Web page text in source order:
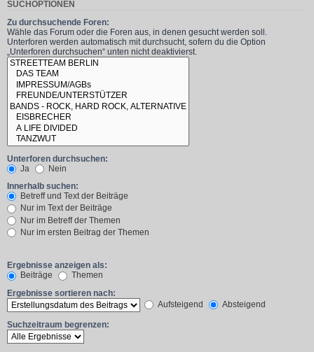
SUCHOPTIONEN
Zu durchsuchende Foren:
Wähle das Forum oder die Foren aus, in denen gesucht werden soll.
Unterforen werden automatisch mit durchsucht, sofern du die Option
„Unterforen durchsuchen“ unten nicht deaktivierst.
Unterforen durchsuchen:
Ja
Nein
Innerhalb suchen:
Betreff und Text der Beiträge
Nur im Text der Beiträge
Nur im Betreff der Themen
Nur im ersten Beitrag der Themen
Ergebnisse anzeigen als:
Beiträge
Themen
Ergebnisse sortieren nach:
Aufsteigend
Absteigend
Suchzeitraum begrenzen: